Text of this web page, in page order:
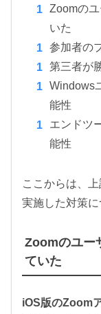
Zoomの
いた
参加者の
第三者が
Windows
能性
エンドツ
能性
ここからは、
実施した対策に
Zoomのユー
ていた
iOS版のZoom